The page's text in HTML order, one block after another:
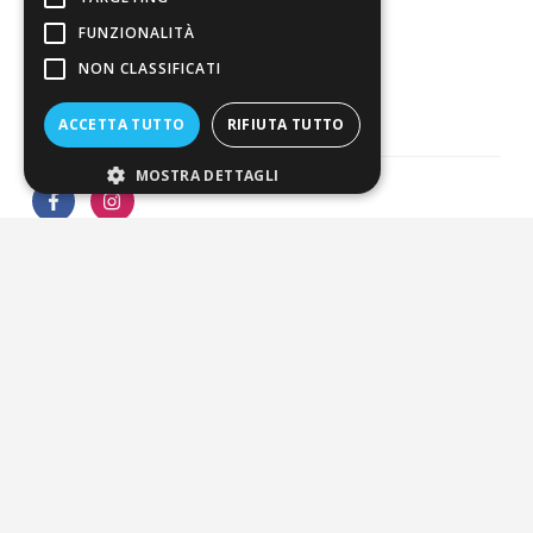
3.821
Recensioni
FUNZIONALITÀ
NON CLASSIFICATI
ACCETTA TUTTO RIFIUTA TUTTO
MOSTRA DETTAGLI